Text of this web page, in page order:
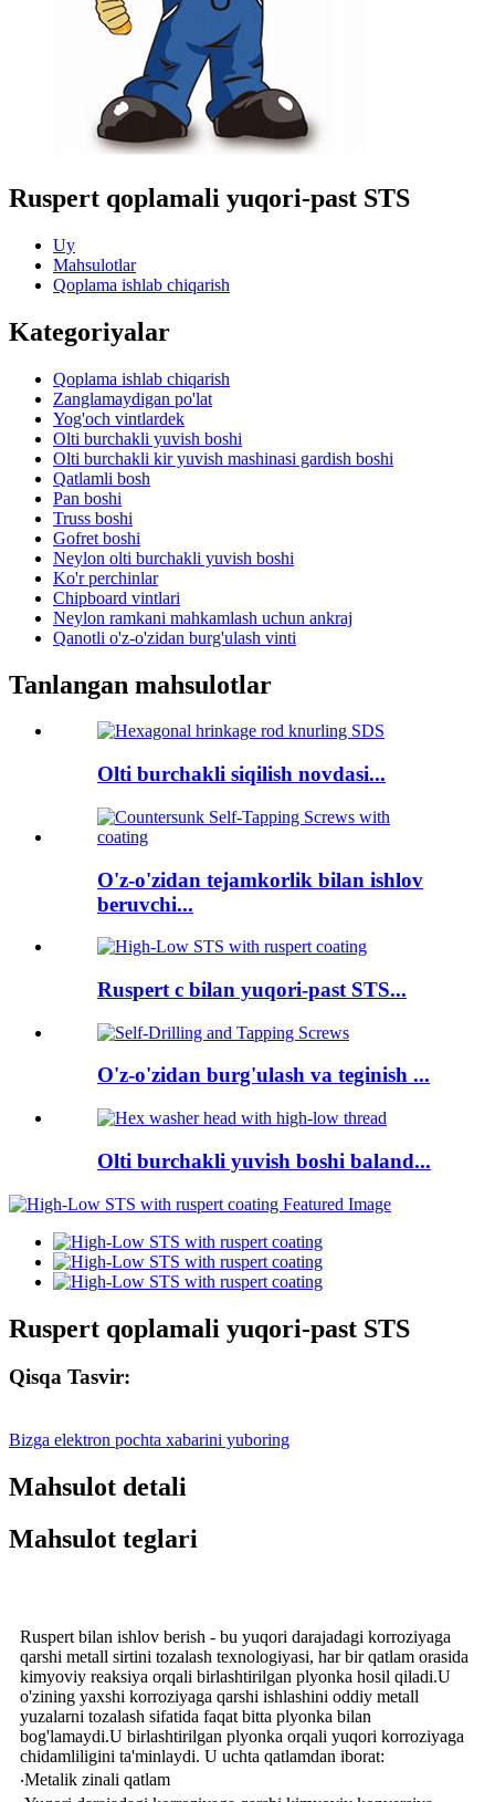
Ruspert qoplamali yuqori-past STS
Uy
Mahsulotlar
Qoplama ishlab chiqarish
Kategoriyalar
Qoplama ishlab chiqarish
Zanglamaydigan po'lat
Yog'och vintlardek
Olti burchakli yuvish boshi
Olti burchakli kir yuvish mashinasi gardish boshi
Qatlamli bosh
Pan boshi
Truss boshi
Gofret boshi
Neylon olti burchakli yuvish boshi
Ko'r perchinlar
Chipboard vintlari
Neylon ramkani mahkamlash uchun ankraj
Qanotli o'z-o'zidan burg'ulash vinti
Tanlangan mahsulotlar
Olti burchakli siqilish novdasi...
O'z-o'zidan tejamkorlik bilan ishlov
beruvchi...
Ruspert c bilan yuqori-past STS...
O'z-o'zidan burg'ulash va teginish ...
Olti burchakli yuvish boshi baland...
Ruspert qoplamali yuqori-past STS
Qisqa Tasvir:
Bizga elektron pochta xabarini yuboring
Mahsulot detali
Mahsulot teglari
Ruspert bilan ishlov berish - bu yuqori darajadagi korroziyaga
qarshi metall sirtini tozalash texnologiyasi, har bir qatlam orasida
kimyoviy reaksiya orqali birlashtirilgan plyonka hosil qiladi.U
o'zining yaxshi korroziyaga qarshi ishlashini oddiy metall
yuzalarni tozalash sifatida faqat bitta plyonka bilan
bog'lamaydi.U birlashtirilgan plyonka orqali yuqori korroziyaga
chidamliligini ta'minlaydi. U uchta qatlamdan iborat:
‧Metalik zinali qatlam